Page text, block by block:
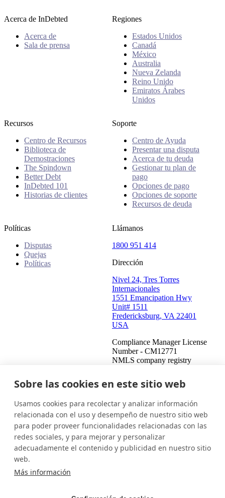
Acerca de InDebted
Acerca de
Sala de prensa
Regiones
Estados Unidos
Canadá
México
Australia
Nueva Zelanda
Reino Unido
Emiratos Árabes
Unidos
Recursos
Centro de Recursos
Biblioteca de
Demostraciones
The Spindown
Better Debt
InDebted 101
Historias de clientes
Soporte
Centro de Ayuda
Presentar una disputa
Acerca de tu deuda
Gestionar tu plan de
pago
Opciones de pago
Opciones de soporte
Recursos de deuda
Políticas
Disputas
Quejas
Políticas
Llámanos
1800 951 414
Dirección
Nivel 24, Tres Torres
Internacionales
1551 Emancipation Hwy
Unit# 1511
Fredericksburg, VA 22401
USA
Compliance Manager License
Number - CM12771
NMLS company registry
Compliance Manager NMLS
registry number - 2459771
Estados Unidos (Español)
Ponte en contacto
Iniciar sesión
Este es un intento de cobrar una deuda y cualquier información
obtenida se utilizará para tal fin. Esta comunicación proviene de
un cobrador de deudas.
Sobre las cookies en este sitio web
Usamos cookies para recolectar y analizar información
relacionada con el uso y desempeño de nuestro sitio web
para poder proveer funcionalidades relacionadas con las
redes sociales, y para mejorar y personalizar
adecuadamente el contenido y publicidad en nuestro sitio
web.
Más información